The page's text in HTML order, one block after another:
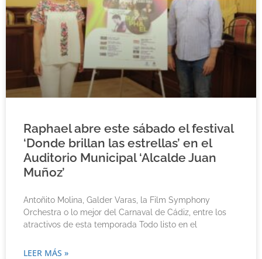
Raphael abre este sábado el festival
‘Donde brillan las estrellas’ en el
Auditorio Municipal ‘Alcalde Juan
Muñoz’
Antoñito Molina, Galder Varas, la Film Symphony
Orchestra o lo mejor del Carnaval de Cádiz, entre los
atractivos de esta temporada Todo listo en el
LEER MÁS »